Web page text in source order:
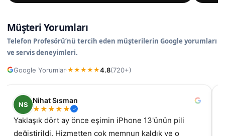
Müşteri Yorumları
Telefon Profesörü’nü tercih eden müşterilerin Google yorumları
ve servis deneyimleri.
Google Yorumlar·★ ★ ★ ★ ★4.8(720+)
NS
Nihat Sısman
★★★★★
Yaklaşık dört ay önce eşimin iPhone 13'ünün pili
değiştirildi. Hizmetten çok memnun kaldık ve o